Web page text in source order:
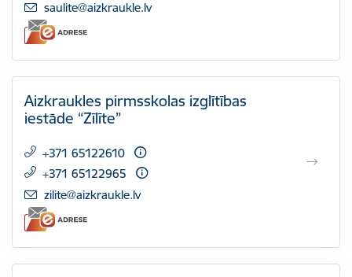
E-pasts:
saulite@aizkraukle.lv
Aizkraukles pirmsskolas izglītības
iestāde “Zīlīte”
+371 65122610
+371 65122965
E-pasts:
zilite@aizkraukle.lv